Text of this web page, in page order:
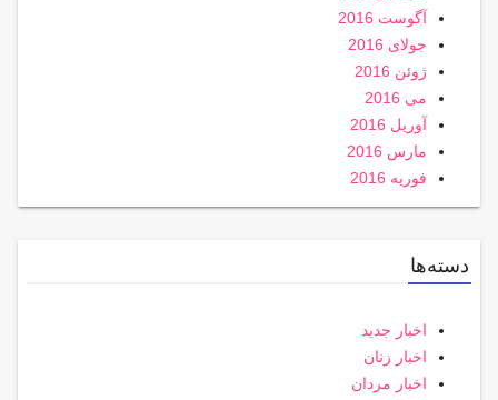
آگوست 2016
جولای 2016
ژوئن 2016
می 2016
آوریل 2016
مارس 2016
فوریه 2016
دسته‌ها
اخبار جدید
اخبار زنان
اخبار مردان